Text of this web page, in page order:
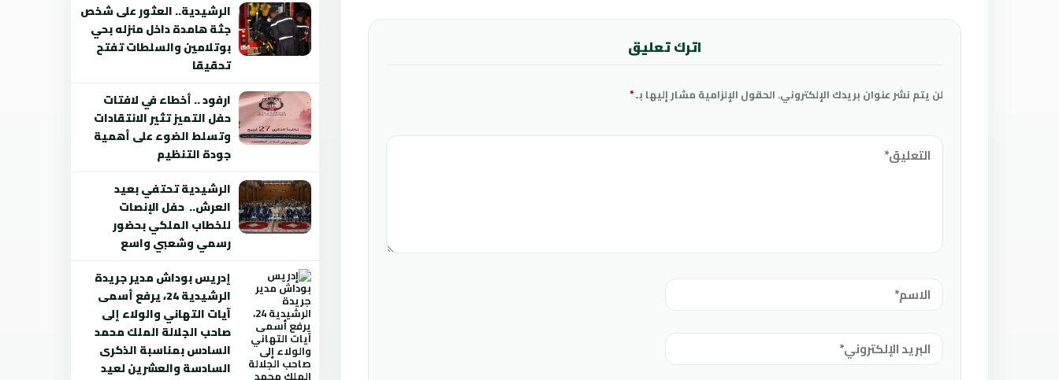
اترك تعليق
لن يتم نشر عنوان بريدك الإلكتروني. الحقول الإلزامية مشار إليها بـ*
الرشيدية.. العثور على شخص
جثة هامدة داخل منزله بحي
بوتلامين والسلطات تفتح
تحقيقا
ارفود .. أخطاء في لافتات
حفل التميز تثير الانتقادات
وتسلط الضوء على أهمية
جودة التنظيم
الرشيدية تحتفي بعيد
العرش.. حفل الإنصات
للخطاب الملكي بحضور
رسمي وشعبي واسع
إدريس بوداش مدير جريدة
الرشيدية 24، يرفع أسمى
آيات التهاني والولاء إلى
صاحب الجلالة الملك محمد
السادس بمناسبة الذكرى
السادسة والعشرين لعيد